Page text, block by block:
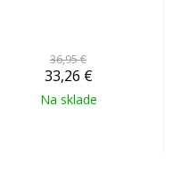
36,95 €
33,26 €
Na sklade